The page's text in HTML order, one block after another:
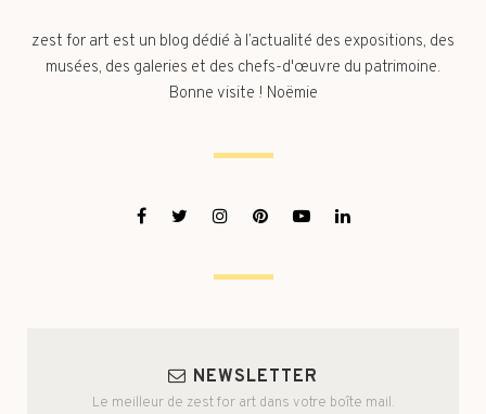
zest for art est un blog dédié à l’actualité des expositions, des
musées, des galeries et des chefs-d'œuvre du patrimoine.
Bonne visite ! Noëmie
NEWSLETTER
Le meilleur de zest for art dans votre boîte mail.